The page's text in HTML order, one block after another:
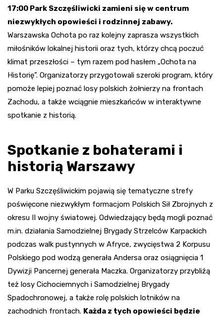
17:00 Park Szczęśliwicki zamieni się w centrum
niezwykłych opowieści i rodzinnej zabawy.
Warszawska Ochota po raz kolejny zaprasza wszystkich
miłośników lokalnej historii oraz tych, którzy chcą poczuć
klimat przeszłości – tym razem pod hasłem „Ochota na
Historię”. Organizatorzy przygotowali szeroki program, który
pomoże lepiej poznać losy polskich żołnierzy na frontach
Zachodu, a także wciągnie mieszkańców w interaktywne
spotkanie z historią.
Spotkanie z bohaterami i
historią Warszawy
W Parku Szczęśliwickim pojawią się tematyczne strefy
poświęcone niezwykłym formacjom Polskich Sił Zbrojnych z
okresu II wojny światowej. Odwiedzający będą mogli poznać
m.in. działania Samodzielnej Brygady Strzelców Karpackich
podczas walk pustynnych w Afryce, zwycięstwa 2 Korpusu
Polskiego pod wodzą generała Andersa oraz osiągnięcia 1
Dywizji Pancernej generała Maczka. Organizatorzy przybliżą
też losy Cichociemnych i Samodzielnej Brygady
Spadochronowej, a także rolę polskich lotników na
zachodnich frontach. Każda z tych opowieści będzie